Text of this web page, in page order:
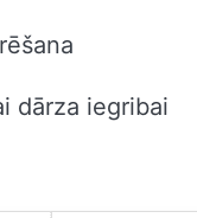
dārza iegribai